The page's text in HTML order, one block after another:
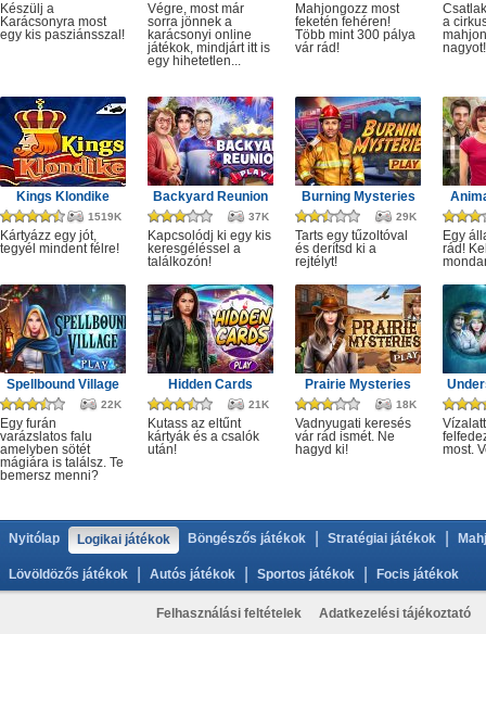
Készülj a
Karácsonyra most
egy kis pasziánsszal!
Végre, most már
sorra jönnek a
karácsonyi online
játékok, mindjárt itt is
egy hihetetlen...
Mahjongozz most
feketén fehéren!
Több mint 300 pálya
vár rád!
a
nagyot!
Kings Klondike
1519K
Kártyázz egy jót,
tegyél mindent félre!
Backyard Reunion
37K
Kapcsolódj ki egy kis
keresgéléssel a
találkozón!
Burning Mysteries
29K
Tarts egy tűzoltóval
és derítsd ki a
rejtélyt!
Egy
rád!
Spellbound Village
22K
Egy furán
varázslatos falu
amelyben sötét
mágiára is találsz. Te
bemersz menni?
Hidden Cards
21K
Kutass az eltűnt
kártyák és a csalók
után!
Prairie Mysteries
18K
Vadnyugati keresés
vár rád ismét. Ne
hagyd ki!
most.
Nyitólap Logikai játékok Böngészős játékok Stratégiai játékok
Lövöldözős játékok Autós játékok Sportos játékok Focis játékok
Felhasználási feltételek Adatkezelési tájékoztató